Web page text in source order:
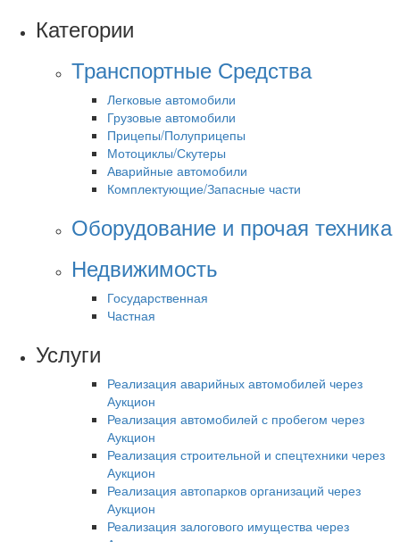
Категории
Транспортные Средства
Легковые автомобили
Грузовые автомобили
Прицепы/Полуприцепы
Мотоциклы/Скутеры
Аварийные автомобили
Комплектующие/Запасные части
Оборудование и прочая техника
Недвижимость
Государственная
Частная
Услуги
Реализация аварийных автомобилей через
Аукцион
Реализация автомобилей с пробегом через
Аукцион
Реализация строительной и спецтехники через
Аукцион
Реализация автопарков организаций через
Аукцион
Реализация залогового имущества через